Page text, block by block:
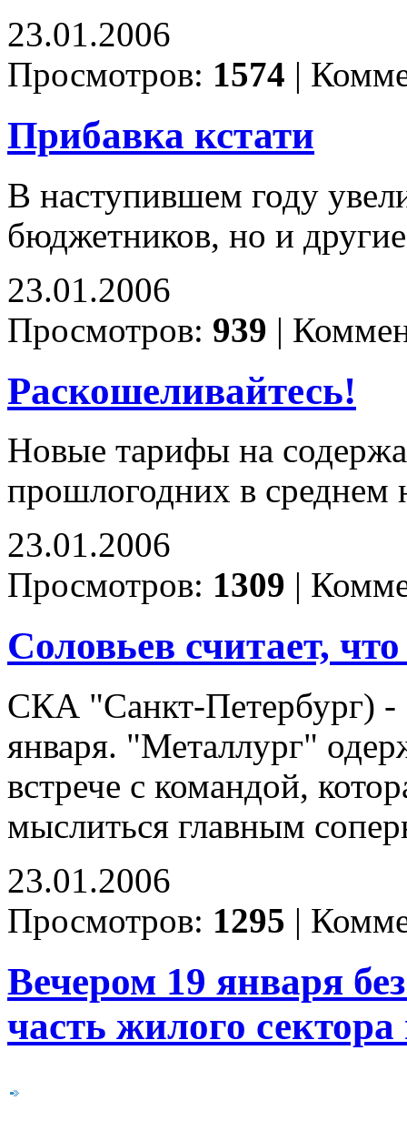
23.01.2006
Просмотров: 1574 |
Прибавка кстати
В наступившем году
бюджетников, но и
23.01.2006
Просмотров: 939 |
Раскошеливайтесь!
Новые тарифы на
прошлогодних в среднем
23.01.2006
Просмотров: 1309 |
Соловьев считает,
СКА "Санкт-Петербург)
января. "Металлург"
встрече с командой,
мыслиться главным
23.01.2006
Просмотров: 1295 |
Вечером 19 января
часть жилого